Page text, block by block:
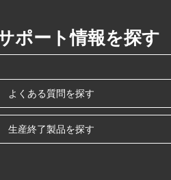
ポート情報を探す
よくある質問を探す
生産終了製品を探す